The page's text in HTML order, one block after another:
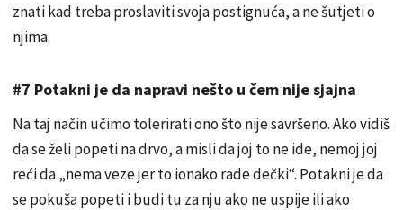
znati kad treba proslaviti svoja postignuća, a ne šutjeti o
njima.
#7 Potakni je da napravi nešto u čem nije sjajna
Na taj način učimo tolerirati ono što nije savršeno. Ako vidiš
da se želi popeti na drvo, a misli da joj to ne ide, nemoj joj
reći da „nema veze jer to ionako rade dečki“. Potakni je da
se pokuša popeti i budi tu za nju ako ne uspije ili ako